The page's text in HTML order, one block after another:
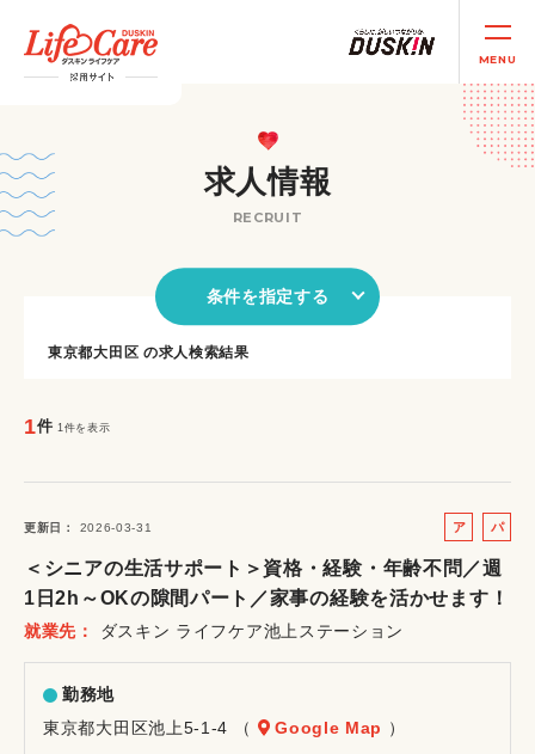
MENU
求人情報
RECRUIT
条件を指定する
東京都大田区 の求人検索結果
1件 1件を表示
更新日 2026-03-31
ア
バ
イ
パ
ト
＜シニアの生活サポート＞資格・経験・年齢不問／週
1日2h～OKの隙間パート／家事の経験を活かせます！
就業先 ダスキン ライフケア池上ステーション
勤務地
東京都大田区池上5-1-4 （
Google Map ）